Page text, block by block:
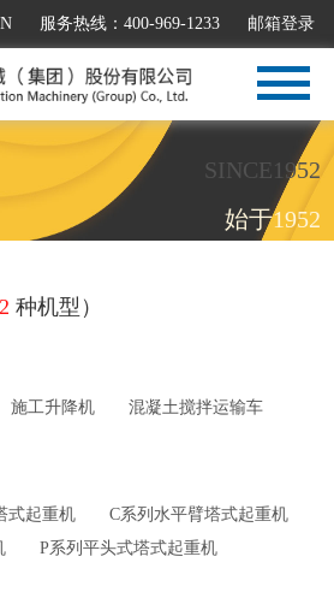
服务热线：400-969-1233 邮箱登录
SINCE1952
始于1952
种机型）
施工升降机
混凝土搅拌运输车
式起重机
C系列水平臂塔式起重机
P系列平头式塔式起重机